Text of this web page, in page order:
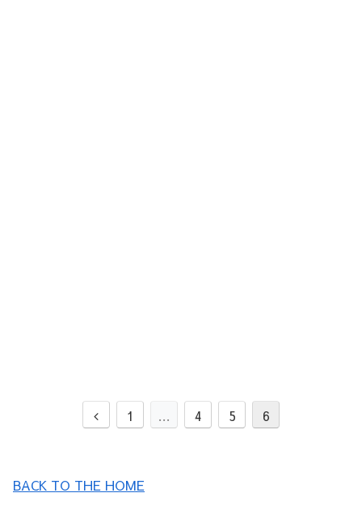
前
1 … 4 5 6
BACK TO THE HOME